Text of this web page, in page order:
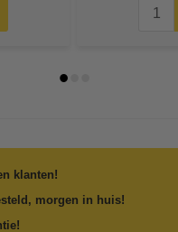
klanten!
morgen in huis!